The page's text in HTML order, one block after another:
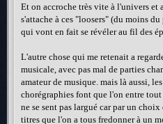
Et on accroche très vite à l'univers et
s'attache à ces "loosers" (du moins
qui vont en fait se révéler au fil des
L'autre chose qui me retenait a
musicale, avec pas mal de parties
amateur de musique. mais là aussi,
chorégraphies font que l'on entre
ne se sent pas largué car par un
titres que l'on a tous fredonner à un